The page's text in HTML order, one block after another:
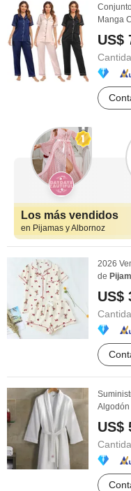
Manga
US$
Los más vendidos
en Pijamas y Albornoz
2026
de
US$
Algodón
US$